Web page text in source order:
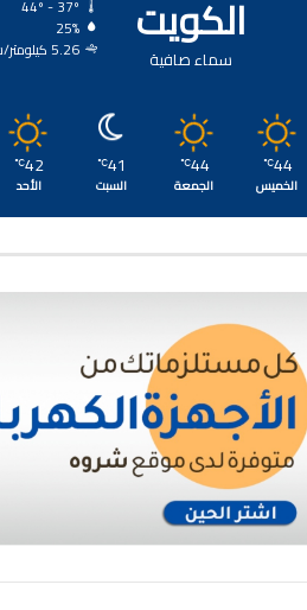
الكويت
سماء صافية
25%
5.26 كيلومتر/ساعة
44
℃
الخميس
44
℃
الجمعة
41
℃
السبت
42
℃
الأحد